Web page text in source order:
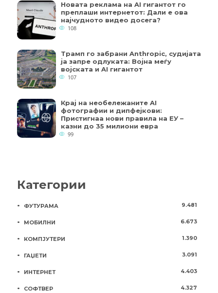
Новата реклама на AI гигантот го
преплаши интернетот: Дали е ова
најчудното видео досега?
108
Трамп го забрани Anthropic, судијата
ја запре одлуката: Војна меѓу
војската и AI гигантот
107
Крај на необележаните AI
фотографии и дипфејкови:
Пристигнаа нови правила на ЕУ –
казни до 35 милиони евра
99
Категории
ФУТУРАМА 9.481
МОБИЛНИ 6.673
КОМПЈУТЕРИ 1.390
ГАЏЕТИ 3.091
ИНТЕРНЕТ 4.403
СОФТВЕР 4.327